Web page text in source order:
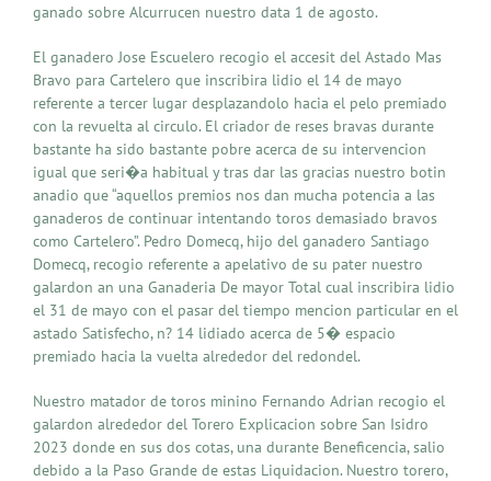
ganado sobre Alcurrucen nuestro data 1 de agosto.
El ganadero Jose Escuelero recogio el accesit del Astado Mas
Bravo para Cartelero que inscribira lidio el 14 de mayo
referente a tercer lugar desplazandolo hacia el pelo premiado
con la revuelta al circulo. El criador de reses bravas durante
bastante ha sido bastante pobre acerca de su intervencion
igual que seri�a habitual y tras dar las gracias nuestro botin
anadio que “aquellos premios nos dan mucha potencia a las
ganaderos de continuar intentando toros demasiado bravos
como Cartelero”. Pedro Domecq, hijo del ganadero Santiago
Domecq, recogio referente a apelativo de su pater nuestro
galardon an una Ganaderia De mayor Total cual inscribira lidio
el 31 de mayo con el pasar del tiempo mencion particular en el
astado Satisfecho, n? 14 lidiado acerca de 5� espacio
premiado hacia la vuelta alrededor del redondel.
Nuestro matador de toros minino Fernando Adrian recogio el
galardon alrededor del Torero Explicacion sobre San Isidro
2023 donde en sus dos cotas, una durante Beneficencia, salio
debido a la Paso Grande de estas Liquidacion. Nuestro torero,